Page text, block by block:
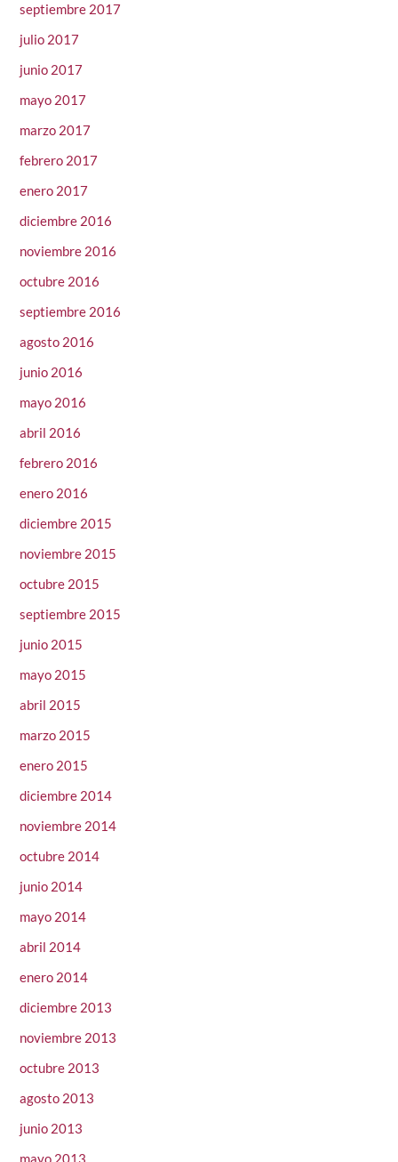
septiembre 2017
julio 2017
junio 2017
mayo 2017
marzo 2017
febrero 2017
enero 2017
diciembre 2016
noviembre 2016
octubre 2016
septiembre 2016
agosto 2016
junio 2016
mayo 2016
abril 2016
febrero 2016
enero 2016
diciembre 2015
noviembre 2015
octubre 2015
septiembre 2015
junio 2015
mayo 2015
abril 2015
marzo 2015
enero 2015
diciembre 2014
noviembre 2014
octubre 2014
junio 2014
mayo 2014
abril 2014
enero 2014
diciembre 2013
noviembre 2013
octubre 2013
agosto 2013
junio 2013
mayo 2013